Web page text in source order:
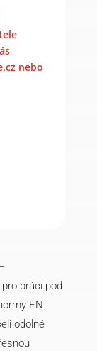
nebo
práci pod
EN
odolné